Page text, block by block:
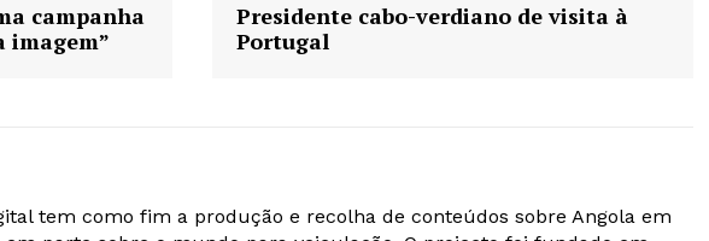
campanha
imagem”
Presidente cabo-verdiano de visita à
Portugal
tem como fim a produção e recolha de conteúdos sobre Angola em